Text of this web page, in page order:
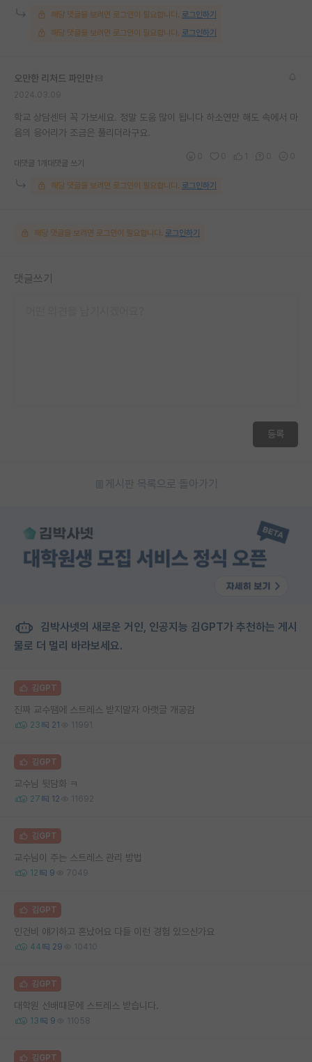
해당 댓글을 보려면 로그인이 필요합니다. 로그인하기
해당 댓글을 보려면 로그인이 필요합니다. 로그인하기
오만한 리처드 파인만
학교 상담센터 꼭 가보세요. 정말 도움 많이 됩니다 하소연만 해도 속에서 마
음의 응어리가 조금은 풀리더라구요.
대댓글 1개 대댓글 쓰기
해당 댓글을 보려면 로그인이 필요합니다. 로그인하기
해당 댓글을 보려면 로그인이 필요합니다. 로그인하기
댓글쓰기
등록
게시판 목록으로 돌아가기
김박사넷의 새로운 거인, 인공지능 김GPT가 추천하는 게시
물로 더 멀리 바라보세요.
김GPT
진짜 교수땜에 스트레스 받지말자 아랫글 개공감
23 21 11991
김GPT
교수님 뒷담화 ㅋ
27 12 11692
김GPT
교수님이 주는 스트레스 관리 방법
12 9 7049
김GPT
인건비 얘기하고 혼났어요 다들 이런 경험 있으신가요
44 29 10410
김GPT
대학원 선배때문에 스트레스 받습니다.
13 9 11058
김GPT